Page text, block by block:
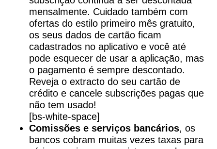
mensalmente. Cuidado também com
ofertas do estilo primeiro mês gratuito,
os seus dados de cartão ficam
cadastrados no aplicativo e você até
pode esquecer de usar a aplicação, mas
o pagamento é sempre descontado.
Reveja o extracto do seu cartão de
crédito e cancele subscrições pagas que
não tem usado!
[bs-white-space]
Comissões e serviços bancários, os
bancos cobram muitas vezes taxas para